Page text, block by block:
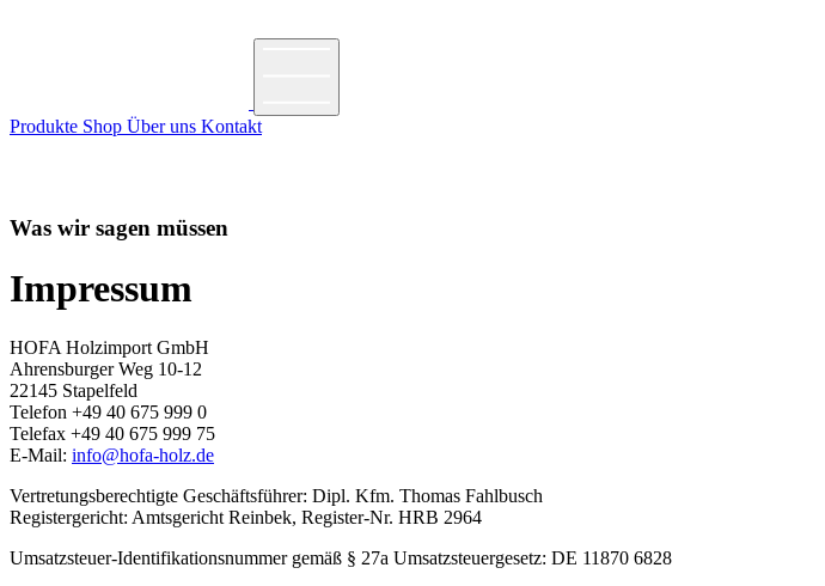
Produkte Shop Über uns Kontakt
Was wir sagen müssen
Impressum
HOFA Holzimport GmbH
Ahrensburger Weg 10-12
22145 Stapelfeld
Telefon +49 40 675 999 0
Telefax +49 40 675 999 75
E-Mail: info@hofa-holz.de
Vertretungsberechtigte Geschäftsführer: Dipl. Kfm. Thomas Fahlbusch
Registergericht: Amtsgericht Reinbek, Register-Nr. HRB 2964
Umsatzsteuer-Identifikationsnummer gemäß § 27a Umsatzsteuergesetz: DE 11870 6828